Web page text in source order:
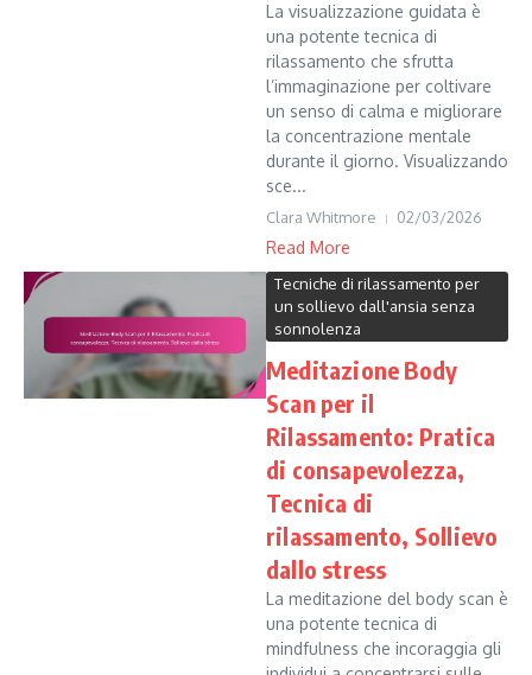
La visualizzazione guidata è
una potente tecnica di
rilassamento che sfrutta
l’immaginazione per coltivare
un senso di calma e migliorare
la concentrazione mentale
durante il giorno. Visualizzando
sce...
Clara Whitmore 02/03/2026
Read More
Tecniche di rilassamento per
un sollievo dall'ansia senza
sonnolenza
Meditazione Body
Scan per il
Rilassamento: Pratica
di consapevolezza,
Tecnica di
rilassamento, Sollievo
dallo stress
La meditazione del body scan è
una potente tecnica di
mindfulness che incoraggia gli